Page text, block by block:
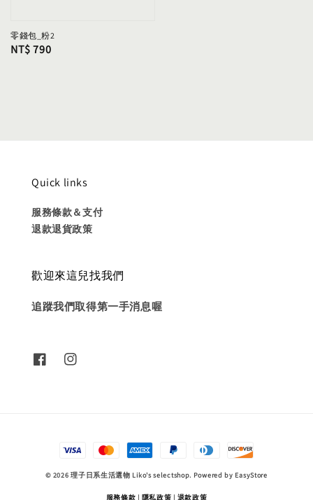
零錢包_粉2
Regular
NT$ 790
Quick links
服務條款＆支付
退款退貨政策
歡迎來這兒找我們
追蹤我們取得第一手消息喔
© 2026 理子日系生活選物 Liko's selectshop. Powered by EasyStore
服務條款 | 隱私政策 | 退款政策